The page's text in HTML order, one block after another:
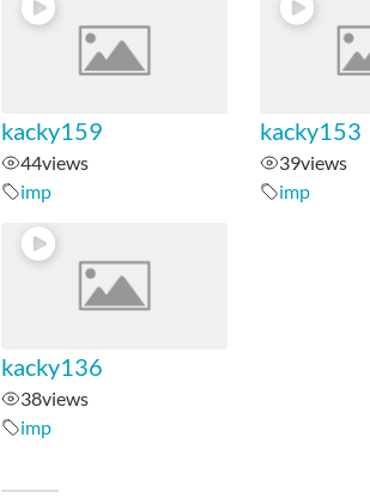
kacky159
44views
imp
kacky153
39views
imp
kacky136
38views
imp